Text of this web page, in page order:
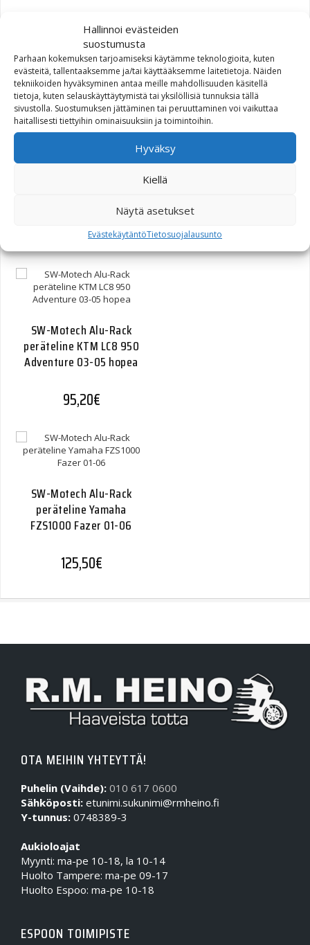
Hallinnoi evästeiden
suostumusta
Parhaan kokemuksen tarjoamiseksi käytämme teknologioita, kuten
evästeitä, tallentaaksemme ja/tai käyttääksemme laitetietoja. Näiden
tekniikoiden hyväksyminen antaa meille mahdollisuuden käsitellä
tietoja, kuten selauskäyttäytymistä tai yksilöllisiä tunnuksia tällä
sivustolla. Suostumuksen jättäminen tai peruuttaminen voi vaikuttaa
haitallisesti tiettyihin ominaisuuksiin ja toimintoihin.
Hyväksy
Kiellä
Näytä asetukset
EvästekäytäntöTietosuojalausunto
peräteline Yamaha XT660
130,00€
SW-Motech Alu-Rack
peräteline Triumph Sprint
135,80€
SW-Motech Alu-Rack
peräteline KTM LC8 950
Adventure 03-05 hopea
95,20€
SW-Motech Alu-Rack
peräteline Yamaha
FZS1000 Fazer 01-06
125,50€
OTA MEIHIN YHTEYTTÄ!
Puhelin (Vaihde): 010 617 0600
Sähköposti: etunimi.sukunimi@rmheino.fi
Y-tunnus: 0748389-3
Aukioloajat
Myynti: ma-pe 10-18, la 10-14
Huolto Tampere: ma-pe 09-17
Huolto Espoo: ma-pe 10-18
ESPOON TOIMIPISTE